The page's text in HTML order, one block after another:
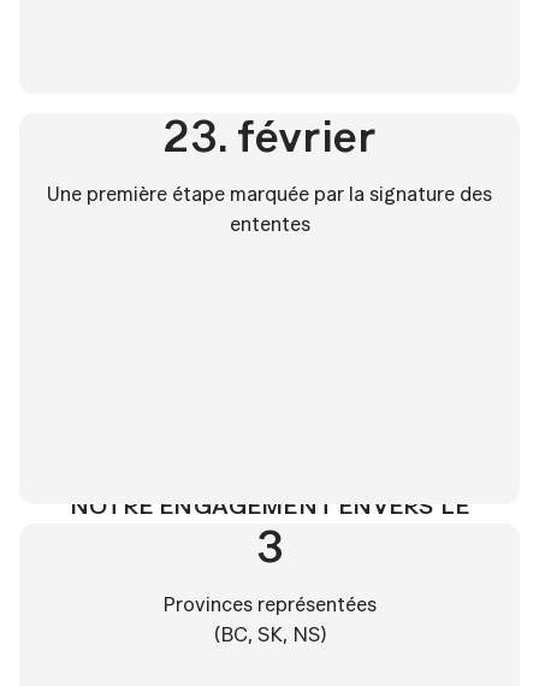
23. février
Une première étape marquée par la signature des
ententes
3
Provinces représentées
(BC, SK, NS)
NOTRE ENGAGEMENT ENVERS LE
CANADA
PARTENAIRES AUTOCHTONES
SOUTENANT L'ÉQUIPE 212CD